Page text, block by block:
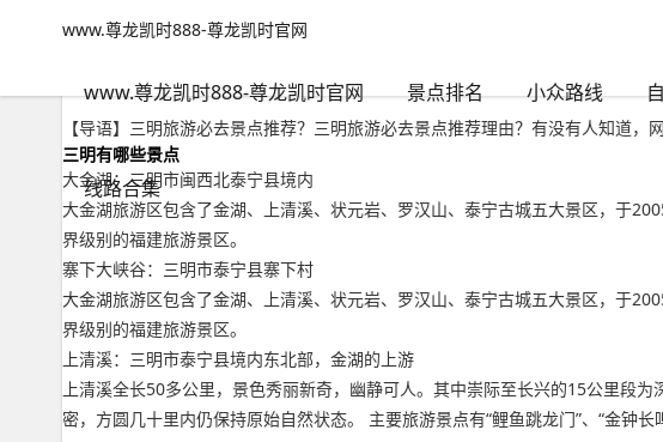
www.尊龙凯时888-尊龙凯时官网
www.尊龙凯时888-尊龙凯时官网 景点排名 小众路线
线路合集
www.尊龙凯时888-尊龙凯时官网
三明旅游必去景点推荐？三明旅游必去景点推荐理由-www.尊龙凯时888
【导语】三明旅游必去景点推荐？三明旅游必去景点推荐理由？有没有人知道，
三明有哪些景点
大金湖：三明市闽西北泰宁县境内
大金湖旅游区包含了金湖、上清溪、状元岩、罗汉山、泰宁古城五大景区，于
界级别的福建旅游景区。
寨下大峡谷：三明市泰宁县寨下村
大金湖旅游区包含了金湖、上清溪、状元岩、罗汉山、泰宁古城五大景区，于
界级别的福建旅游景区。
上清溪：三明市泰宁县境内东北部，金湖的上游
上清溪全长50多公里，景色秀丽新奇，幽静可人。其中崇际至长兴的15公里段
密，方圆几十里内仍保持原始自然状态。 主要旅游景点有“鲤鱼跳龙门”、“金钟长